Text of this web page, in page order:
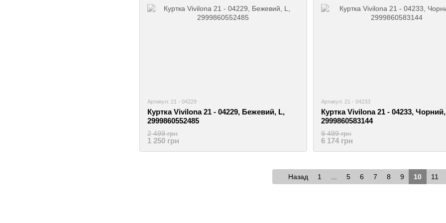
Артикул: 21 - 04229
Куртка Vivilona 21 - 04229, Бежевий, L,
2999860552485
2 499 грн
1 250 грн
Артикул: 21 - 04233
Куртка Vivilona 21 - 04233,
2999860583144
9 499 грн
6 174 грн
Назад 1 5 6 7 8 9 10 11